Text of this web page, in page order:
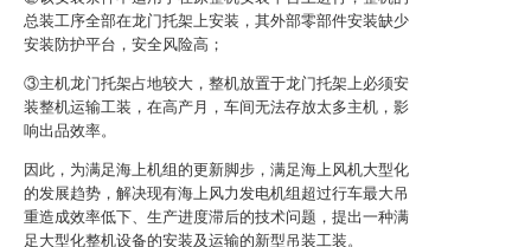
总装工序全部在龙门托架上安装，其外部零部件安装缺少
安装防护平台，安全风险高；
③主机龙门托架占地较大，整机放置于龙门托架上必须安
装整机运输工装，在高产月，车间无法存放太多主机，影
响出品效率。
因此，为满足海上机组的更新脚步，满足海上风机大型化
的发展趋势，解决现有海上风力发电机组超过行车最大吊
重造成效率低下、生产进度滞后的技术问题，提出一种满
足大型化整机设备的安装及运输的新型吊装工装。